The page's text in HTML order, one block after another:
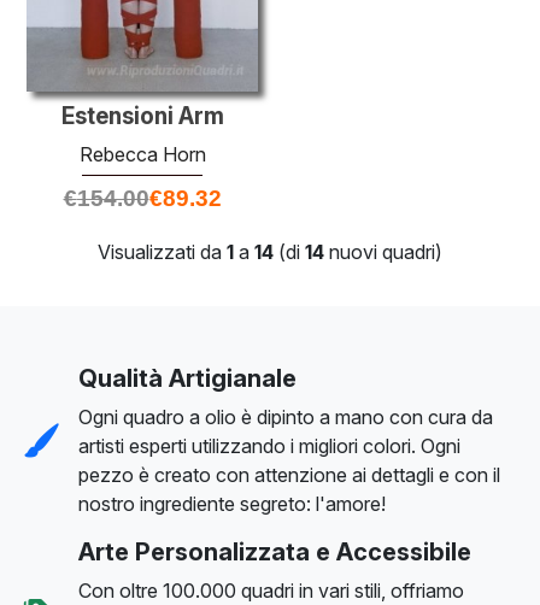
Estensioni Arm
Rebecca Horn
€154.00€89.32
Visualizzati da 1 a 14 (di 14 nuovi quadri)
Qualità Artigianale
Ogni quadro a olio è dipinto a mano con cura da
artisti esperti utilizzando i migliori colori. Ogni
pezzo è creato con attenzione ai dettagli e con il
nostro ingrediente segreto: l'amore!
Arte Personalizzata e Accessibile
Con oltre 100.000 quadri in vari stili, offriamo